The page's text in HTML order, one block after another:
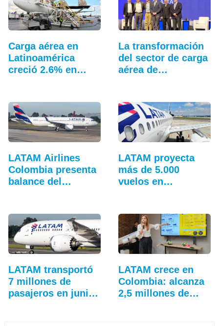
Carga aérea en
Latinoamérica
creció 2.6% en
La transformación
del sector de carga
aérea de
LATAM Airlines
Colombia presenta
balance del
LATAM proyecta
más de 5.000
vuelos en
LATAM transportó
7 millones de
pasajeros en junio
LATAM crece en
Colombia: alcanza
2,5 millones de…